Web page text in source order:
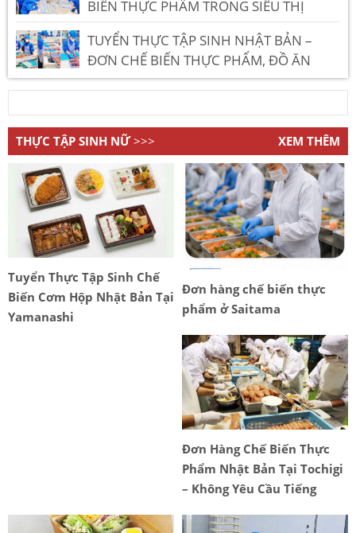
BIẾN THỰC PHẨM TRONG SIÊU THỊ
TUYỂN THỰC TẬP SINH NHẬT BẢN –
ĐƠN CHẾ BIẾN THỰC PHẨM, ĐỒ ĂN
NHANH
THỰC TẬP SINH NỮ>>> XEM THÊM
Tuyển Thực Tập Sinh Chế
Biến Cơm Hộp Nhật Bản Tại
Yamanashi
Đơn hàng chế biến thực
phẩm ở Saitama
Đơn Hàng Chế Biến Thực
Phẩm Nhật Bản Tại Tochigi
– Không Yêu Cầu Tiếng